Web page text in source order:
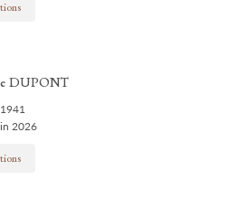
DUPONT
2026